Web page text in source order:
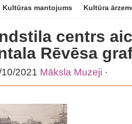
Kultūras mantojums Kultūra
centrs
Rēvēsa
10/2021 Māksla Muzeji ·